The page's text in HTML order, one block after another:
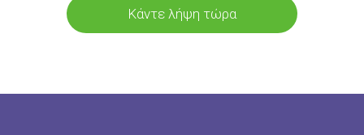
Κάντε λήψη τώρα